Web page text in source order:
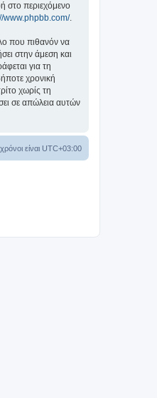
στο περιεχόμενο
www.phpbb.com/.
που πιθανόν να
στην άμεση και
για τη
χρονική
χωρίς τη
σε απώλεια αυτών
είναι UTC+03:00